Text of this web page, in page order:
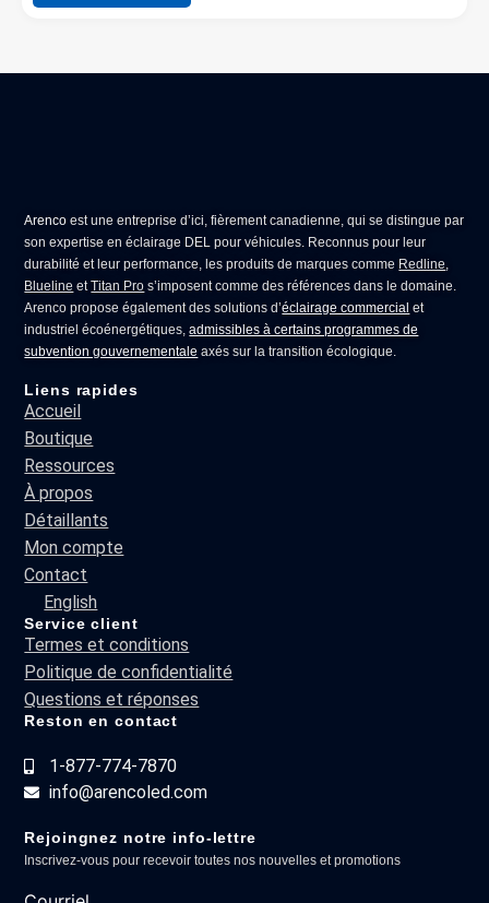
Arenco est une entreprise d’ici, fièrement canadienne, qui se distingue par
son expertise enéclairage DEL pour véhicules. Reconnus pour leur
durabilité et leur performance, les produits de marques comme Redline,
Blueline etTitan Pro s’imposent comme des références dans le domaine.
Arenco propose également des solutions d’éclairage commercial et
industriel écoénergétiques,admissibles à certains programmes de
subvention gouvernementale axés sur la transition écologique.
Liens rapides
Accueil
Boutique
Ressources
À propos
Détaillants
Mon compte
Contact
English
Service client
Termes et conditions
Politique de confidentialité
Questions et réponses
Reston en contact
1-877-774-7870
info@arencoled.com
Rejoingnez notre info-lettre
Inscrivez-vous pour recevoir toutes nos nouvelles et promotions